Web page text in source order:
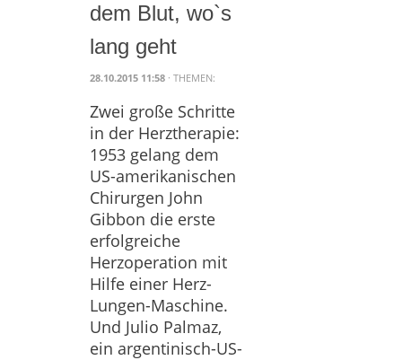
dem Blut, wo`s
lang geht
28.10.2015 11:58 · THEMEN:
Zwei große Schritte
in der Herztherapie:
1953 gelang dem
US-amerikanischen
Chirurgen John
Gibbon die erste
erfolgreiche
Herzoperation mit
Hilfe einer Herz-
Lungen-Maschine.
Und Julio Palmaz,
ein argentinisch-US-